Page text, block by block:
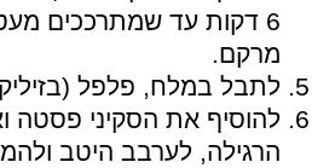
6 דקות עד שמתרככים
מרקם.
לתבל במלח, פלפל
להוסיף את הסקיני פסטה